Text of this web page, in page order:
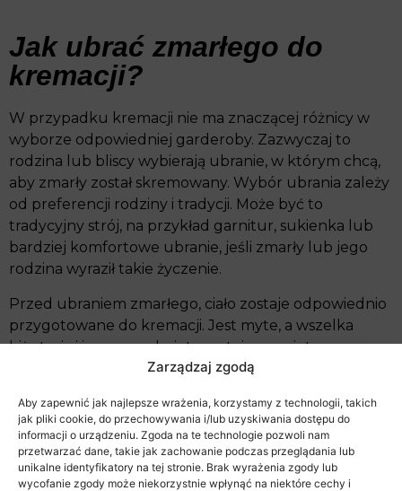
Zarządzaj zgodą
Aby zapewnić jak najlepsze wrażenia, korzystamy z technologii, takich
jak pliki cookie, do przechowywania i/lub uzyskiwania dostępu do
informacji o urządzeniu. Zgoda na te technologie pozwoli nam
przetwarzać dane, takie jak zachowanie podczas przeglądania lub
unikalne identyfikatory na tej stronie. Brak wyrażenia zgody lub
wycofanie zgody może niekorzystnie wpłynąć na niektóre cechy i
Jak ubrać zmarłego do
kremacji?
W przypadku kremacji nie ma znaczącej różnicy w
wyborze odpowiedniej garderoby. Zazwyczaj to
rodzina lub bliscy wybierają ubranie, w którym chcą,
aby zmarły został skremowany. Wybór ubrania zależy
od preferencji rodziny i tradycji. Może być to
tradycyjny strój, na przykład garnitur, sukienka lub
bardziej komfortowe ubranie, jeśli zmarły lub jego
rodzina wyraził takie życzenie.
Przed ubraniem zmarłego, ciało zostaje odpowiednio
przygotowane do kremacji. Jest myte, a wszelka
biżuteria i inne przedmioty zostają usunięte.
Warto podkreślić, że ubieranie zmarłego jest kwestią
delikatną i osobistą i należy kierować się przede
wszystkim szacunkiem dla zmarłej osoby oraz
konsultacją z rodziną, aby sprostać ich oczekiwaniom
i potrzebom.